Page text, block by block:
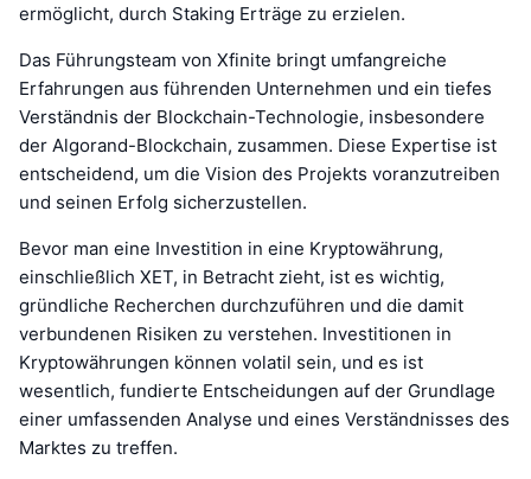
ermöglicht, durch Staking Erträge zu erzielen.
Das Führungsteam von Xfinite bringt umfangreiche
Erfahrungen aus führenden Unternehmen und ein tiefes
Verständnis der Blockchain-Technologie, insbesondere
der Algorand-Blockchain, zusammen. Diese Expertise ist
entscheidend, um die Vision des Projekts voranzutreiben
und seinen Erfolg sicherzustellen.
Bevor man eine Investition in eine Kryptowährung,
einschließlich XET, in Betracht zieht, ist es wichtig,
gründliche Recherchen durchzuführen und die damit
verbundenen Risiken zu verstehen. Investitionen in
Kryptowährungen können volatil sein, und es ist
wesentlich, fundierte Entscheidungen auf der Grundlage
einer umfassenden Analyse und eines Verständnisses des
Marktes zu treffen.